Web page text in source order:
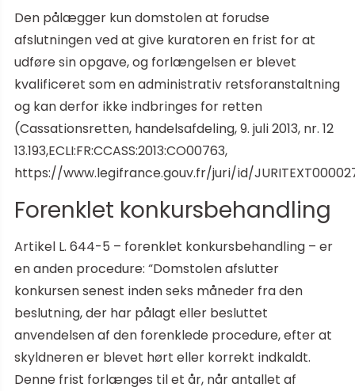
Den pålægger kun domstolen at forudse
afslutningen ved at give kuratoren en frist for at
udføre sin opgave, og forlængelsen er blevet
kvalificeret som en administrativ retsforanstaltning
og kan derfor ikke indbringes for retten
(Cassationsretten, handelsafdeling, 9. juli 2013, nr. 12
13.193,ECLI:FR:CCASS:2013:CO00763,
https://www.legifrance.gouv.fr/juri/id/
Forenklet konkursbehandling
Artikel L. 644-5 – forenklet konkursbehandling – er
en anden procedure: “Domstolen afslutter
konkursen senest inden seks måneder fra den
beslutning, der har pålagt eller besluttet
anvendelsen af den forenklede procedure, efter at
skyldneren er blevet hørt eller korrekt indkaldt.
Denne frist forlænges til et år, når antallet af